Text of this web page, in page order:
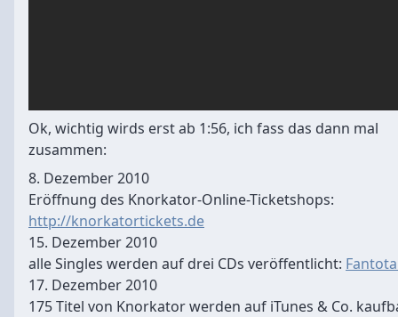
Ok, wichtig wirds erst ab 1:56, ich fass das dann mal
zusammen:
8. Dezember 2010
Eröffnung des Knorkator-Online-Ticketshops:
http://knorkatortickets.de
15. Dezember 2010
alle Singles werden auf drei CDs veröffentlicht:
17. Dezember 2010
175 Titel von Knorkator werden auf iTunes & Co.